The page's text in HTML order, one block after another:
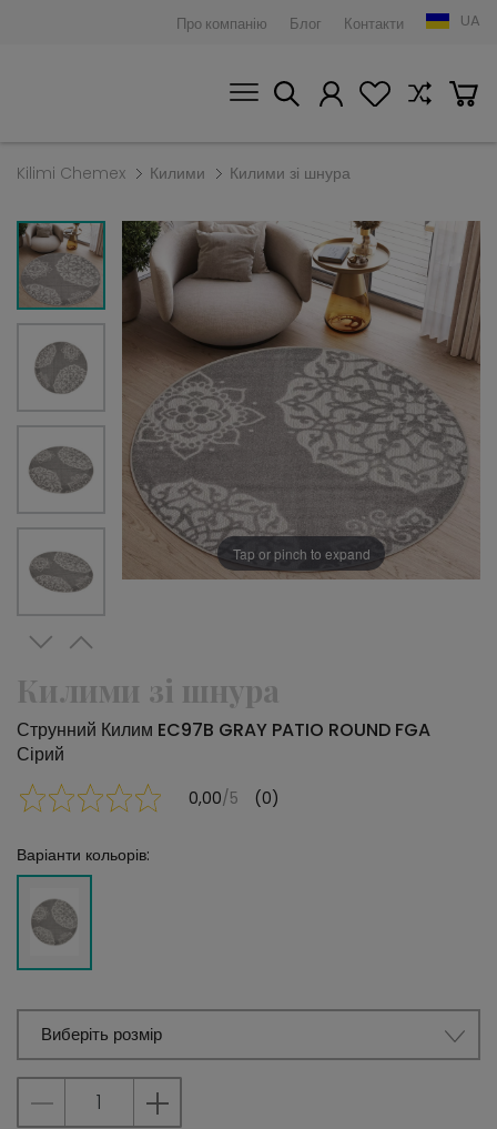
Про компанію Блог Контакти UA
Kilimi Chemex Килими Килими зі шнура
Tap or pinch to expand
Килими зі шнура
Струнний Килим EC97B GRAY PATIO ROUND FGA
Сірий
0,00/5 (0)
Варіанти кольорів:
Виберіть розмір